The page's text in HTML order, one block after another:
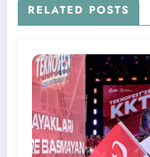
RELATED POSTS